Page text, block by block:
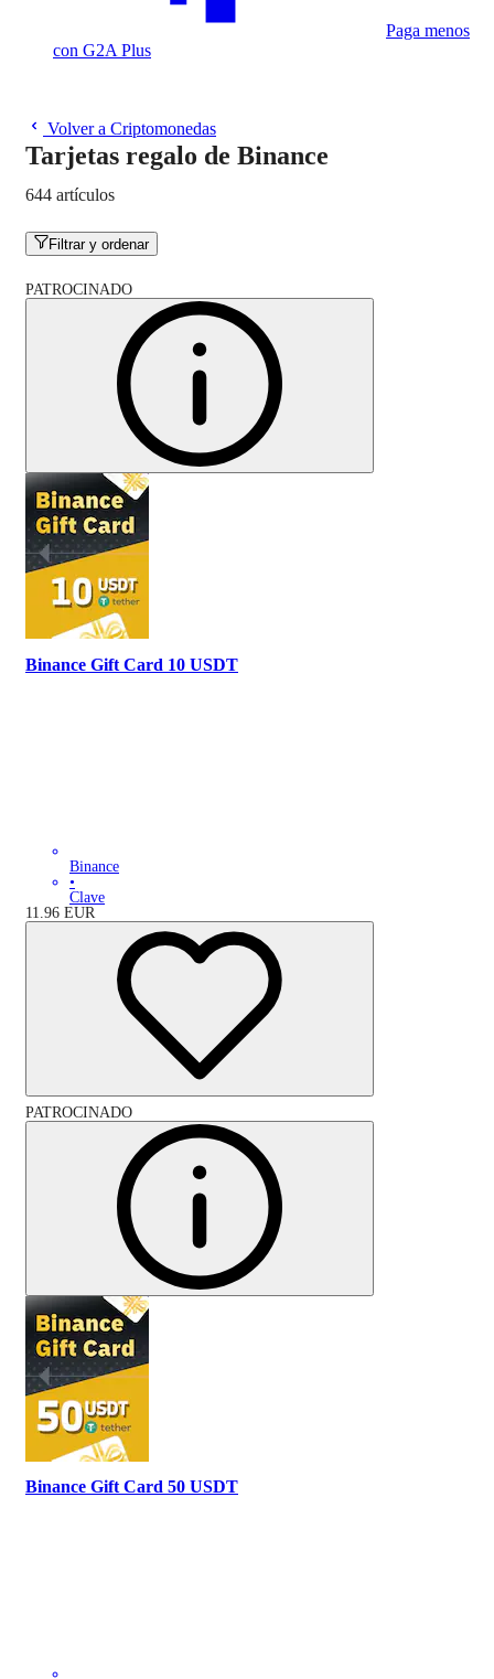
Paga menos
con G2A Plus
Volver a Criptomonedas
Tarjetas regalo de Binance
644 artículos
Filtrar y ordenar
PATROCINADO
Binance Gift Card 10 USDT
Binance
•
Clave
11.96 EUR
PATROCINADO
Binance Gift Card 50 USDT